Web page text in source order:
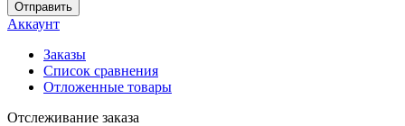
Отправить
Аккаунт
Заказы
Список сравнения
Отложенные товары
Отслеживание заказа